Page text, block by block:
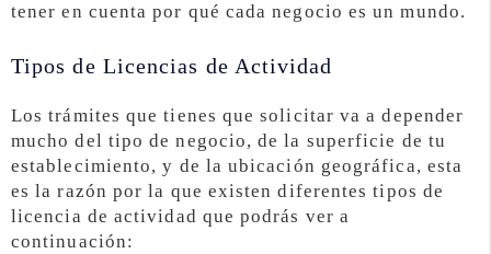
tener en cuenta por qué cada negocio es un mundo.
Tipos de Licencias de Actividad
Los trámites que tienes que solicitar va a depender
mucho del tipo de negocio, de la superficie de tu
establecimiento, y de la ubicación geográfica, esta
es la razón por la que existen diferentes tipos de
licencia de actividad que podrás ver a
continuación: